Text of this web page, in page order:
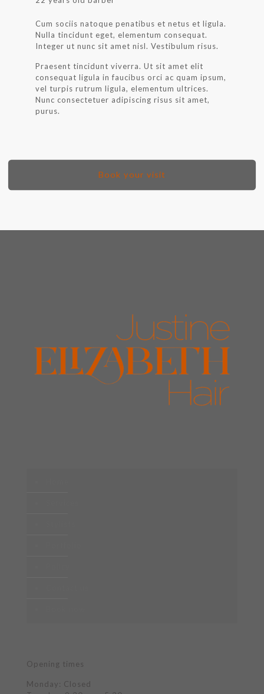
Cum sociis natoque penatibus et netus et ligula.
Nulla tincidunt eget, elementum consequat.
Integer ut nunc sit amet nisl. Vestibulum risus.
Praesent tincidunt viverra. Ut sit amet elit
consequat ligula in faucibus orci ac quam ipsum,
vel turpis rutrum ligula, elementum ultrices.
Nunc consectetuer adipiscing risus sit amet,
purus.
Book your visit
Opening times
Monday: Closed